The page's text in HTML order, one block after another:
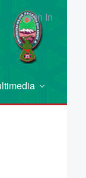
Sign In